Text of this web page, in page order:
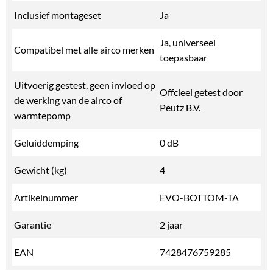
Inclusief montageset Ja
Compatibel met alle airco merken
Ja, universeel
toepasbaar
Uitvoerig gestest, geen invloed op
de werking van de airco of
warmtepomp
Offcieel getest door
Peutz B.V.
Geluiddemping 0 dB
Gewicht (kg) 4
Artikelnummer EVO-BOTTOM-TA
Garantie 2 jaar
EAN 7428476759285